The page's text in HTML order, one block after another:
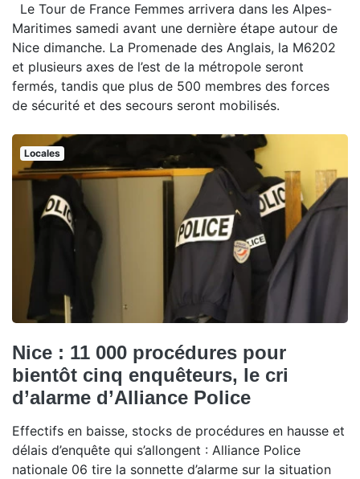
Le Tour de France Femmes arrivera dans les Alpes-
Maritimes samedi avant une dernière étape autour de
Nice dimanche. La Promenade des Anglais, la M6202
et plusieurs axes de l’est de la métropole seront
fermés, tandis que plus de 500 membres des forces
de sécurité et des secours seront mobilisés.
Locales
Nice : 11 000 procédures pour
bientôt cinq enquêteurs, le cri
d’alarme d’Alliance Police
Effectifs en baisse, stocks de procédures en hausse et
délais d’enquête qui s’allongent : Alliance Police
nationale 06 tire la sonnette d’alarme sur la situation